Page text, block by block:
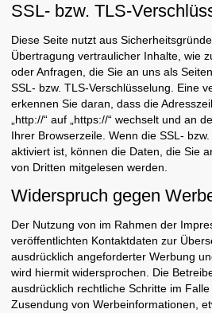
SSL- bzw. TLS-
Diese Seite nutzt aus
Übertragung vertraulicher Inhalte, wie
oder Anfragen, die Sie an uns als
SSL- bzw. TLS-Verschlüsselung. Eine
erkennen Sie daran, dass die
„http://“ auf „https://“ wechselt und an
Ihrer Browserzeile. Wenn die SSL-
aktiviert ist, können die Daten, die Sie
von Dritten mitgelesen werden.
Widerspruch gegen
Der Nutzung von im Rahmen der
veröffentlichten Kontaktdaten zur
ausdrücklich angeforderter Werbung
wird hiermit widersprochen. Die
ausdrücklich rechtliche Schritte im
Zusendung von Werbeinformationen,